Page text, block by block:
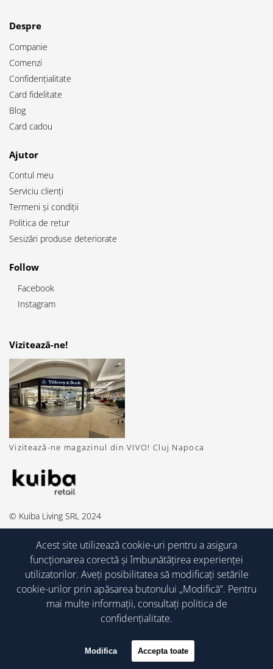
Despre
Companie
Comenzi
Confidențialitate
Card fidelitate
Blog
Card cadou
Ajutor
Contul meu
Serviciu clienți
Termeni și condiții
Politica de retur
Sesizări produse deteriorate
Follow
Facebook
Instagram
Vizitează-ne!
Vizitează-ne magazinul din VIVO! Cluj Napoca
© Kuiba Living SRL 2024
Acest site utilizează cookie-uri pentru a asigura
funcționarea corectă și îmbunătățirea experienței
utilizatorilor. Aveți posibilitatea să modificați setările
cookie-urilor prin apăsarea butonului „Modifică”. Pentru
mai multe informații, consultați politica de
confidențialitate.
Modifica Accepta toate